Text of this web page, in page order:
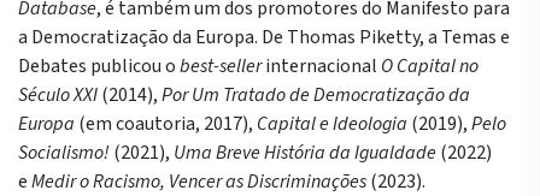
Database, é também um dos promotores do Manifesto para
a Democratização da Europa. De Thomas Piketty, a Temas e
Debates publicou obest-sellerinternacional O Capital no
Século XXI(2014),Por Um Tratado de Democratização da
Europa (em coautoria, 2017), Capital e Ideologia (2019),Pelo
Socialismo! (2021), Uma Breve História da Igualdade(2022)
eMedir o Racismo, Vencer as Discriminações(2023).